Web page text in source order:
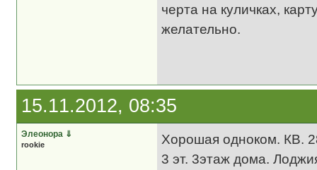
черта на куличках,
желательно.
15.11.2012, 08:35
Элеонора ⇓
rookie
Хорошая одноком. КВ.
3 эт. 3этаж дома.